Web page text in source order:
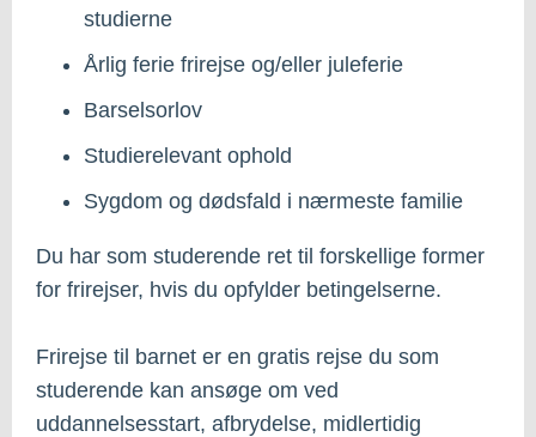
studierne
Årlig ferie frirejse og/eller juleferie
Barselsorlov
Studierelevant ophold
Sygdom og dødsfald i nærmeste familie
Du har som studerende ret til forskellige former
for frirejser, hvis du opfylder betingelserne.
Frirejse til barnet er en gratis rejse du som
studerende kan ansøge om ved
uddannelsesstart, afbrydelse, midlertidig